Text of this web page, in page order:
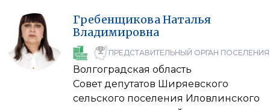
ГребенщиковаНаталья
Владимировна
ПРЕДСТАВИТЕЛЬНЫЙ ОРГАН ПОСЕЛЕНИЯ
Волгоградская область
Совет депутатов Ширяевского
сельского поселения Иловлинского